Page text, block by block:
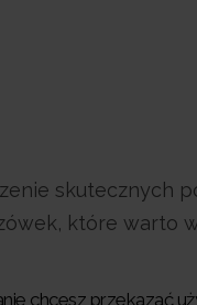
skutecznych
które warto
chcesz przekazać